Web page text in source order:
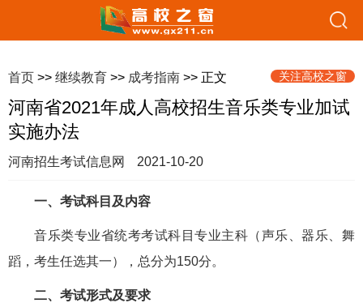
首页 >> 继续教育 >> 成考指南 >> 正文 关注高校之窗
河南省2021年成人高校招生音乐类专业加试
实施办法
河南招生考试信息网 2021-10-20
一、考试科目及内容
音乐类专业省统考考试科目专业主科（声乐、器乐、舞
蹈，考生任选其一），总分为150分。
二、考试形式及要求